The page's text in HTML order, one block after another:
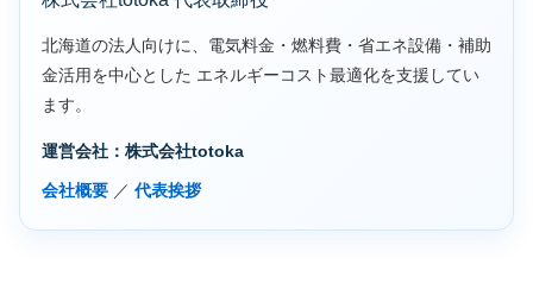
北海道の法人向けに、電気料金・燃料費・省エネ設備・補助
金活用を中心とした エネルギーコスト最適化を支援してい
ます。
運営会社：株式会社totoka
会社概要 ／ 代表挨拶